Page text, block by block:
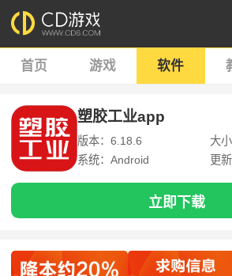
首页 游戏 软件
塑胶工业app
版本：6.18.6
大
系统：Android
更
立即下载